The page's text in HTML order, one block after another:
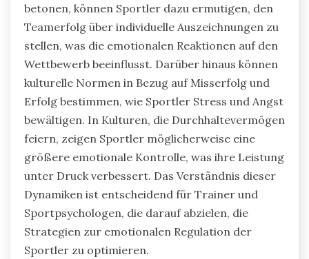
betonen, können Sportler dazu ermutigen, den
Teamerfolg über individuelle Auszeichnungen zu
stellen, was die emotionalen Reaktionen auf den
Wettbewerb beeinflusst. Darüber hinaus können
kulturelle Normen in Bezug auf Misserfolg und
Erfolg bestimmen, wie Sportler Stress und Angst
bewältigen. In Kulturen, die Durchhaltevermögen
feiern, zeigen Sportler möglicherweise eine
größere emotionale Kontrolle, was ihre Leistung
unter Druck verbessert. Das Verständnis dieser
Dynamiken ist entscheidend für Trainer und
Sportpsychologen, die darauf abzielen, die
Strategien zur emotionalen Regulation der
Sportler zu optimieren.